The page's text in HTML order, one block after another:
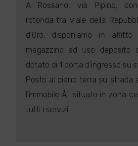
A Rossano, via Pipino,
rotonda tra viale della
d'Oro, disponiamo in
magazzino ad uso deposito
dotato di 1 porta d'ingresso su
Posto al piano terra su strada
l'immobile Ã¨ situato in zona
tutti i servizi.